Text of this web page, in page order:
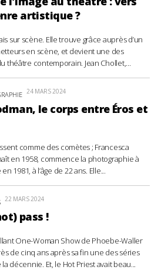
artistique ?
sur scène. Elle trouve grâce auprès d’un
en scène, et devient une des
théâtre contemporain. Jean Chollet,...
24 MARS 2024
le corps entre Éros et
comme des comètes ; Francesca
en 1958, commence la photographie à
1981, à l’âge de 22 ans. Elle...
22 MARS 2024
pass !
One-Woman Show de Phoebe-Waller
de cinq ans après sa fin une des séries
décennie. Et, le Hot Priest avait beau...